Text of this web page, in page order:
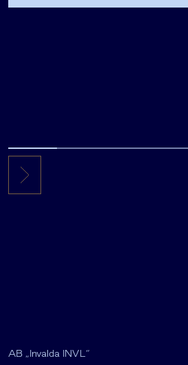
investuojantį fondą pritraukė 17,4
AB „Invalda INVL“